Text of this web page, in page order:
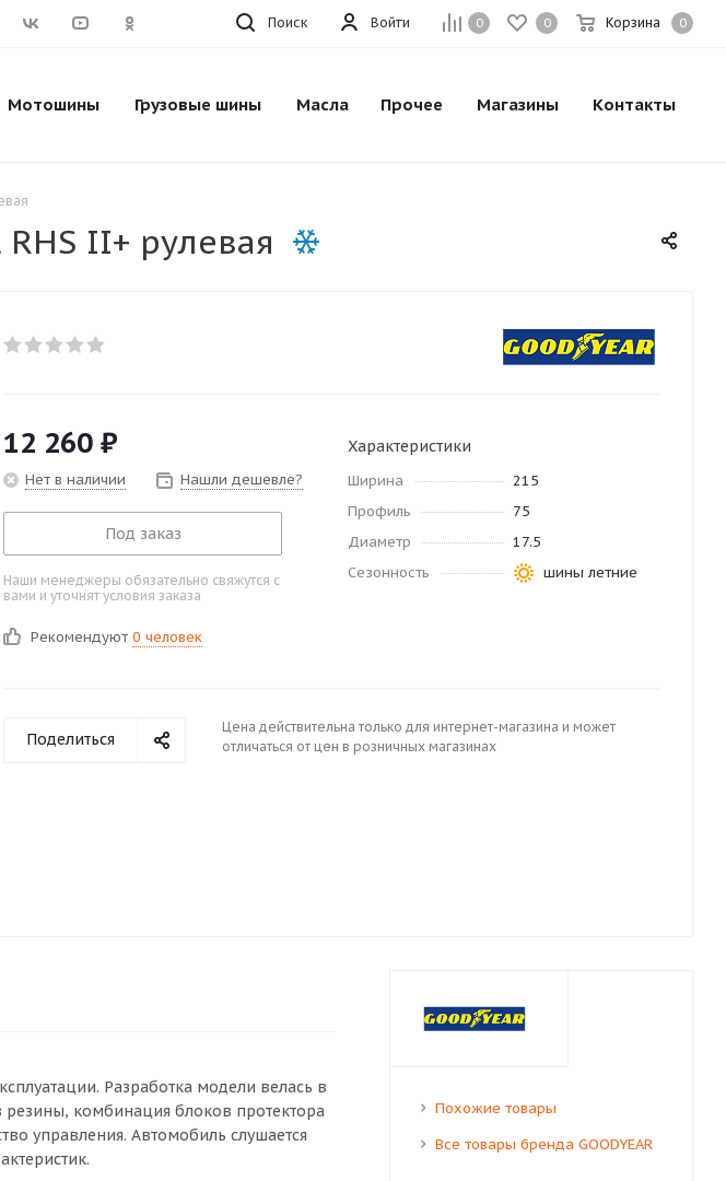
0 0 Корзина 0
Войти
Поиск
Мотошины Грузовые шины Масла Прочее Магазины Контакты
II+ рулевая
12 260 ₽
Нет в наличии Нашли дешевле?
Под заказ
Наши менеджеры обязательно свяжутся с
вами и уточнят условия заказа
Рекомендуют 0 человек
Характеристики
Ширина
215
Профиль
75
Диаметр
17.5
Сезонность
шины летние
Поделиться
Цена действительна только для интернет-магазина и может
отличаться от цен в розничных магазинах
Разработка модели велась в
комбинация блоков протектора
управления. Автомобиль слушается
Похожие товары
Все товары бренда GOODYEAR